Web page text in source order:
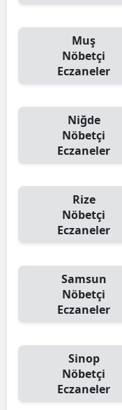
Muş
Nöbetçi
Eczaneler
Niğde
Nöbetçi
Eczaneler
Rize
Nöbetçi
Eczaneler
Samsun
Nöbetçi
Eczaneler
Sinop
Nöbetçi
Eczaneler